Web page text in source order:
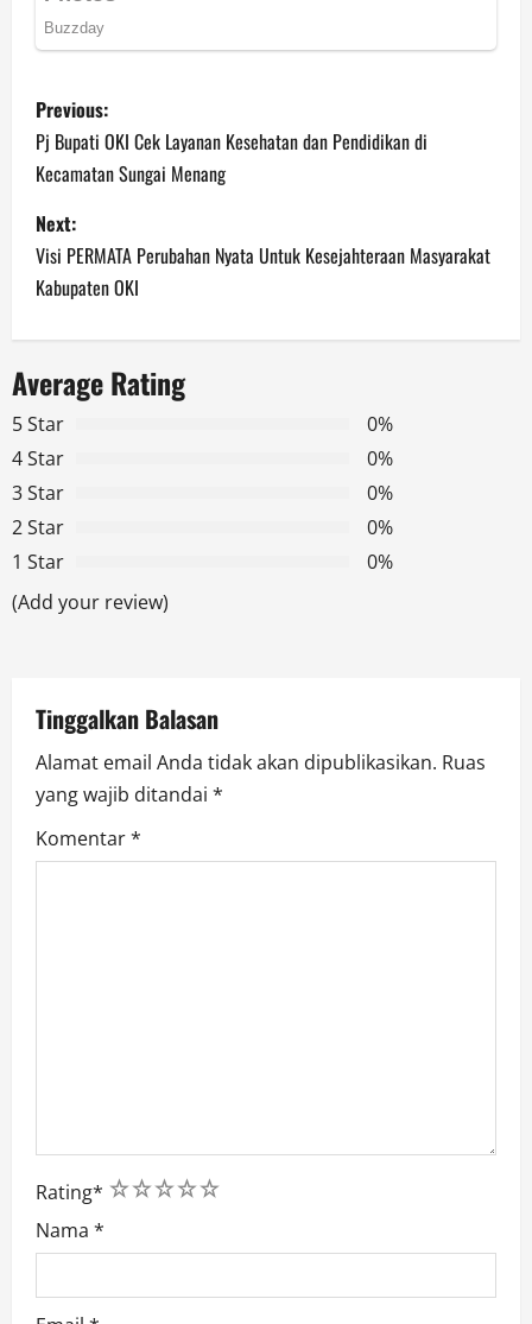
P
o
s
t
n
a
v
i
g
a
t
o
n
Previous:
Pj Bupati OKI Cek Layanan Kesehatan dan Pendidikan di
Kecamatan Sungai Menang
Next:
Visi PERMATA Perubahan Nyata Untuk Kesejahteraan Masyarakat
Kabupaten OKI
Average Rating
5 Star
0%
4 Star
0%
3 Star
0%
2 Star
0%
1 Star
0%
(Add your review)
Tinggalkan Balasan
Alamat email Anda tidak akan dipublikasikan. Ruas
yang wajib ditandai *
Komentar*
Rating* 5
4
3
2
1
Nama *